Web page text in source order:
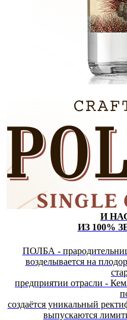
И
ИЗ 100%
ПОЛБА -
возделывается на
предприятии отрасли -
создаётся уникальный
выпускаются